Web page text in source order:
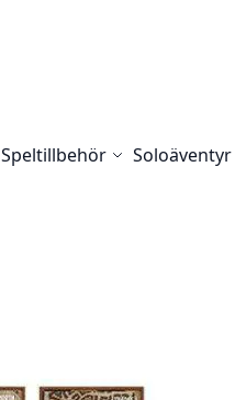
Speltillbehör Soloäventyr